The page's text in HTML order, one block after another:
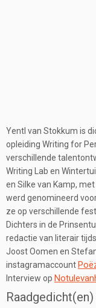
Yentl van Stokkum is
opleiding Writing for
verschillende
Writing Lab en
en Silke van Kamp,
werd genomineerd
ze op verschillende
Dichters in de
redactie van literair
Joost Oomen en
instagramaccount
Interview op
Raadgedicht(en)